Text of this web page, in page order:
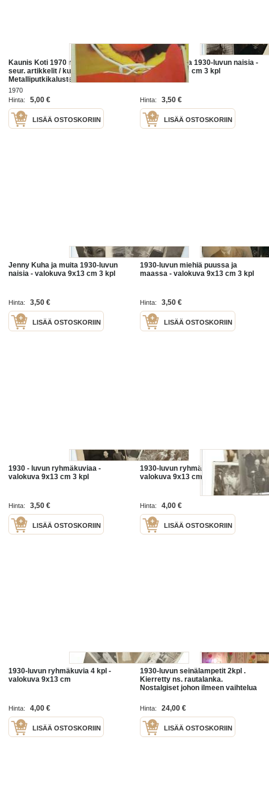
Kaunis Koti 1970 nr 2, sis. mm.
seur. artikkelit / kuvat / mainokset;
Metalliputkikalusteet,
Putkihuonekalu -1930-luvun
perintö, Arkkitehti Juhani
Pallasmaa, Arne
1970
Hinta:
5,00 €
LISÄÄ OSTOSKORIIN
Bertha ja muita 1930-luvun naisia -
valokuva 9x13 cm 3 kpl
Hinta: 3,50 €
LISÄÄ OSTOSKORIIN
Jenny Kuha ja muita 1930-luvun
naisia - valokuva 9x13 cm 3 kpl
Hinta: 3,50 €
LISÄÄ OSTOSKORIIN
1930-luvun miehiä puussa ja
maassa - valokuva 9x13 cm 3 kpl
Hinta: 3,50 €
LISÄÄ OSTOSKORIIN
1930 - luvun ryhmäkuviaa -
valokuva 9x13 cm 3 kpl
Hinta: 3,50 €
LISÄÄ OSTOSKORIIN
1930-luvun ryhmäkuvia 4 kpl -
valokuva 9x13 cm
Hinta: 4,00 €
LISÄÄ OSTOSKORIIN
1930-luvun ryhmäkuvia 4 kpl -
valokuva 9x13 cm
Hinta: 4,00 €
LISÄÄ OSTOSKORIIN
1930-luvun seinälampetit 2kpl .
Kierretty ns. rautalanka.
Nostalgiset johon ilmeen vaihtelua
kynttilöillä. Korkeus
Hinta: 24,00 €
LISÄÄ OSTOSKORIIN